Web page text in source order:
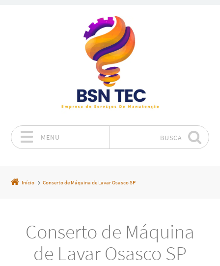
MENU BUSCA
Início Conserto de Máquina de Lavar Osasco SP
Conserto de Máquina
de Lavar Osasco SP